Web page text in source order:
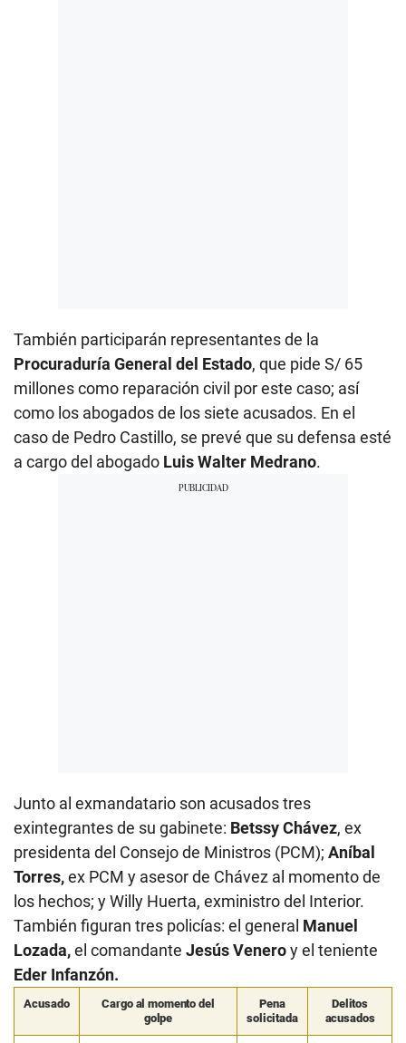
También participarán representantes de la
Procuraduría General del Estado, que pide S/ 65
millones como reparación civil por este caso; así
como los abogados de los siete acusados. En el
caso de Pedro Castillo, se prevé que su defensa esté
a cargo del abogado Luis Walter Medrano.
Junto al exmandatario son acusados tres
exintegrantes de su gabinete: Betssy Chávez, ex
presidenta del Consejo de Ministros (PCM); Aníbal
Torres,ex PCM y asesor de Chávez al momento de
los hechos; y Willy Huerta, exministro del Interior.
También figuran tres policías: el general Manuel
Lozada,el comandante Jesús Veneroy el teniente
Eder Infanzón.
Acusado
Cargo al momento del
golpe
Pena
solicitada
Delitos
acusados